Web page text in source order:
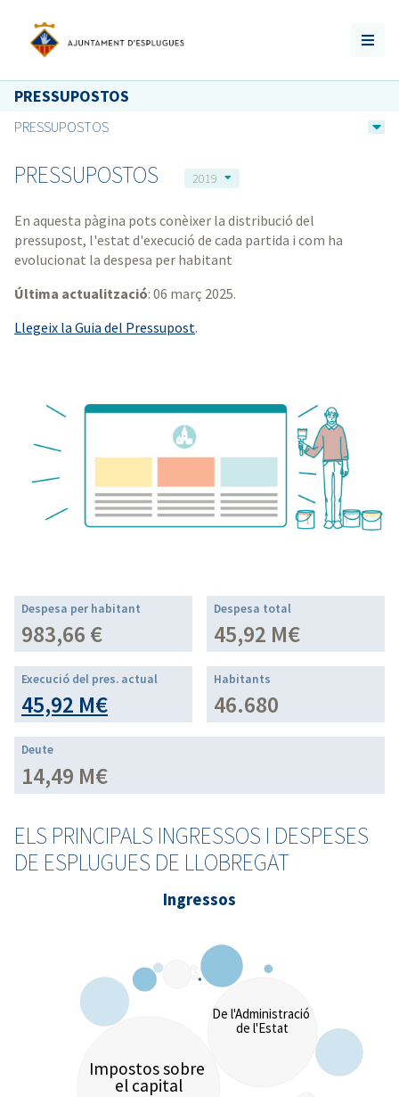
PRESSUPOSTOS
PRESSUPOSTOS
PRESSUPOSTOS 2019
En aquesta pàgina pots conèixer la distribució del
pressupost, l'estat d'execució de cada partida i com ha
evolucionat la despesa per habitant
Última actualització: 06 març 2025.
Llegeix la Guia del Pressupost.
Despesa per habitant
983,66 €
Despesa total
45,92 M€
Execució del pres. actual
45,92 M€
Habitants
46.680
Deute
14,49 M€
ELS PRINCIPALS INGRESSOS I DESPESES
DE ESPLUGUES DE LLOBREGAT
Ingressos
Impostos sobre
el capital
De l'Administració
de l'Estat